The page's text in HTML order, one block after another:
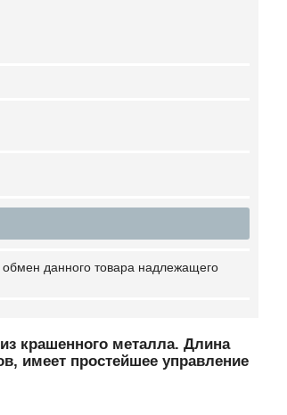
данного товара надлежащего
крашенного металла. Длина
имеет простейшее управление